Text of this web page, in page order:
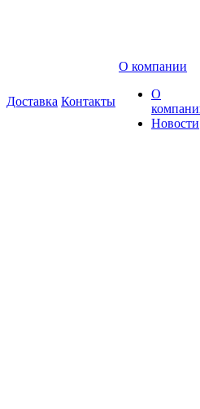
Доставка Контакты
О компании
О
Новости